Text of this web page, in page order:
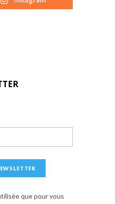
que pour vous